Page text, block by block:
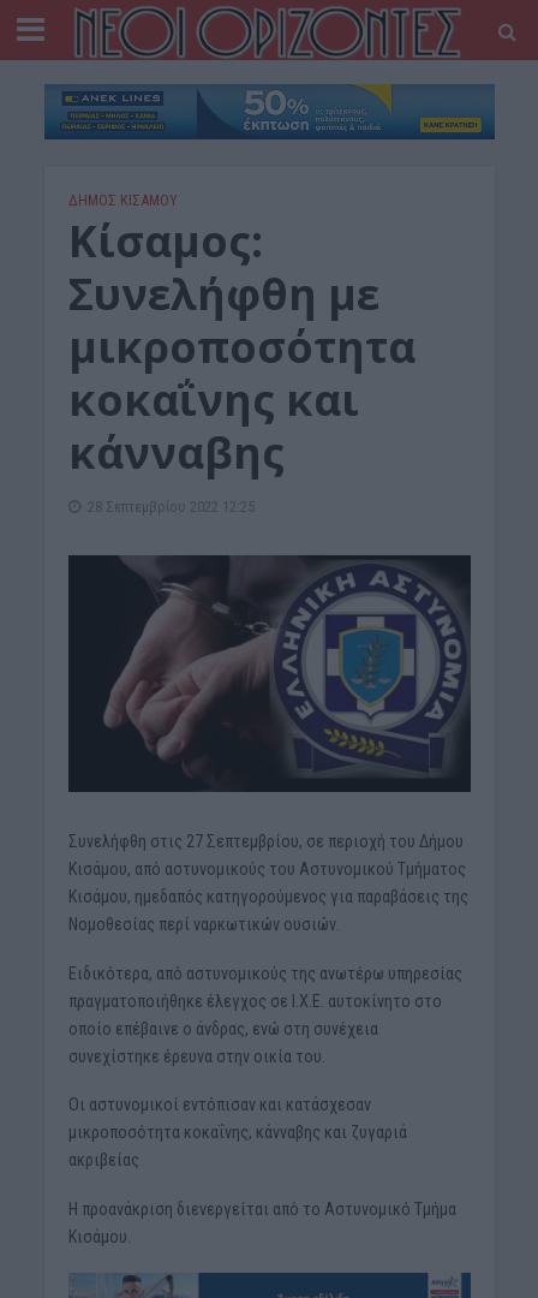
ΔΉΜΟΣ ΚΙΣΆΜΟΥ
Kίσαμος:
Συνελήφθη με
μικροποσότητα
κοκαΐνης και
κάνναβης
28 Σεπτεμβρίου 2022 12:25
Συνελήφθη στις 27 Σεπτεμβρίου, σε περιοχή του Δήμου
Κισάμου, από αστυνομικούς του Αστυνομικού Τμήματος
Κισάμου, ημεδαπός κατηγορούμενος για παραβάσεις της
Νομοθεσίας περί ναρκωτικών ουσιών.
Ειδικότερα, από αστυνομικούς της ανωτέρω υπηρεσίας
πραγματοποιήθηκε έλεγχος σε Ι.Χ.Ε. αυτοκίνητο στο
οποίο επέβαινε ο άνδρας, ενώ στη συνέχεια
συνεχίστηκε έρευνα στην οικία του.
Οι αστυνομικοί εντόπισαν και κατάσχεσαν
μικροποσότητα κοκαΐνης, κάνναβης και ζυγαριά
ακριβείας
Η προανάκριση διενεργείται από το Αστυνομικό Τμήμα
Κισάμου.